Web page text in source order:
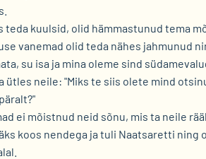
teda kuulsid, olid hämmastunud tema
vanemad olid teda nähes jahmunud
su isa ja mina oleme sind
ütles neile: "Miks te siis olete mind
ei mõistnud neid sõnu, mis ta neile
koos nendega ja tuli Naatsaretti ning